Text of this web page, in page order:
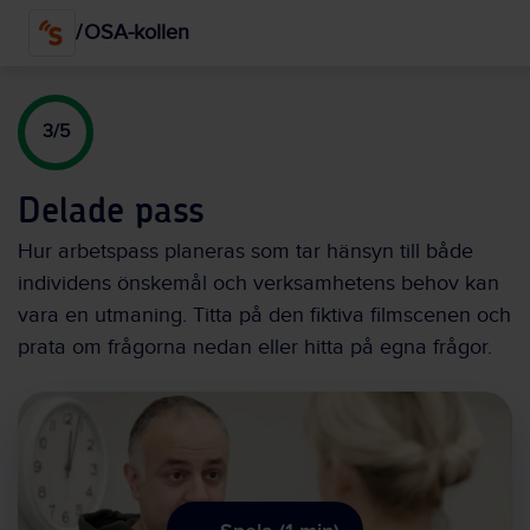
/OSA-kollen
3/5
Delade pass
Hur arbetspass planeras som tar hänsyn till både
individens önskemål och verksamhetens behov kan
vara en utmaning. Titta på den fiktiva filmscenen och
prata om frågorna nedan eller hitta på egna frågor.